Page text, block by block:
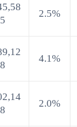
5
2.5%
8
4.1%
8
2.0%